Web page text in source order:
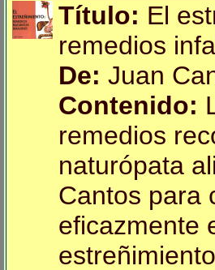
Título: El
remedios
De: Juan
Contenido:
remedios
naturópata
Cantos para
eficazmente
estreñimiento